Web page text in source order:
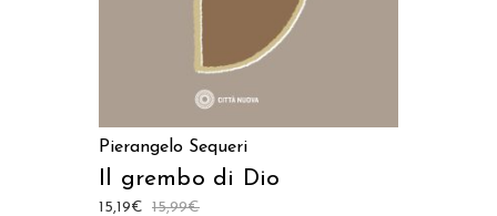
Pierangelo Sequeri
Il grembo di Dio
15,99€
15,19€